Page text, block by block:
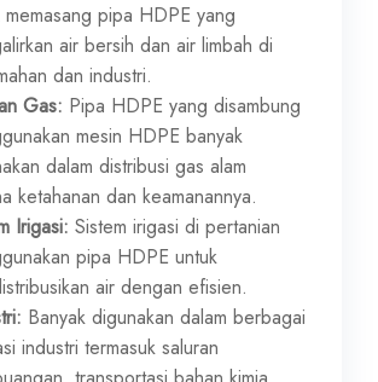
memasang pipa HDPE yang
air bersih dan air limbah di
dan industri.
Gas: Pipa HDPE yang disambung
mesin HDPE banyak
dalam distribusi gas alam
ketahanan dan keamanannya.
Irigasi: Sistem irigasi di pertanian
pipa HDPE untuk
air dengan efisien.
Banyak digunakan dalam berbagai
industri termasuk saluran